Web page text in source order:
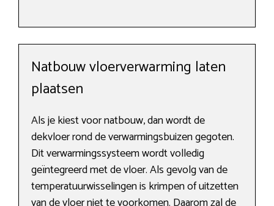
Natbouw vloerverwarming laten
plaatsen
Als je kiest voor natbouw, dan wordt de
dekvloer rond de verwarmingsbuizen gegoten.
Dit verwarmingssysteem wordt volledig
geïntegreerd met de vloer. Als gevolg van de
temperatuurwisselingen is krimpen of uitzetten